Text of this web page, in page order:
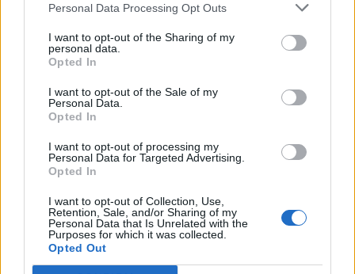
Personal Data Processing Opt Outs
I want to opt-out of the Sharing of my
personal data.
Opted In
I want to opt-out of the Sale of my
Personal Data.
Opted In
I want to opt-out of processing my
Personal Data for Targeted Advertising.
Opted In
I want to opt-out of Collection, Use,
Retention, Sale, and/or Sharing of my
Personal Data that Is Unrelated with the
Purposes for which it was collected.
Opted Out